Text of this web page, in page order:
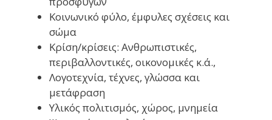
Κοινωνικό φύλο, έμφυλες σχέσεις και
σώμα
Κρίση/κρίσεις: Ανθρωπιστικές,
περιβαλλοντικές, οικονομικές κ.ά.,
Λογοτεχνία, τέχνες, γλώσσα και
μετάφραση
Υλικός πολιτισμός, χώρος, μνημεία